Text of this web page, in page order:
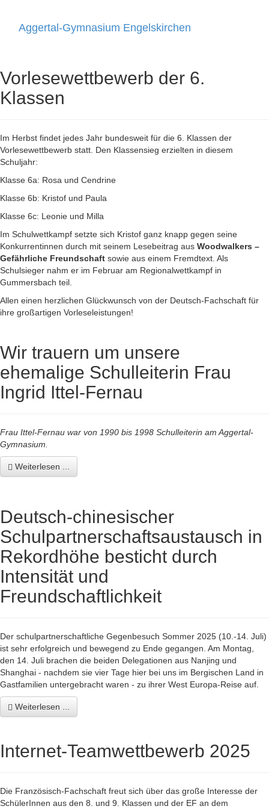
Aggertal-Gymnasium Engelskirchen
Vorlesewettbewerb der 6.
Klassen
Im Herbst findet jedes Jahr bundesweit für die 6. Klassen der
Vorlesewettbewerb statt. Den Klassensieg erzielten in diesem
Schuljahr:
Klasse 6a: Rosa und Cendrine
Klasse 6b: Kristof und Paula
Klasse 6c: Leonie und Milla
Im Schulwettkampf setzte sich Kristof ganz knapp gegen seine
Konkurrentinnen durch mit seinem Lesebeitrag aus Woodwalkers –
Gefährliche Freundschaft sowie aus einem Fremdtext. Als
Schulsieger nahm er im Februar am Regionalwettkampf in
Gummersbach teil.
Allen einen herzlichen Glückwunsch von der Deutsch-Fachschaft für
ihre großartigen Vorleseleistungen!
Wir trauern um unsere
ehemalige Schulleiterin Frau
Ingrid Ittel-Fernau
Frau Ittel-Fernau war von 1990 bis 1998 Schulleiterin am Aggertal-
Gymnasium.
Weiterlesen ...
Deutsch-chinesischer
Schulpartnerschaftsaustausch in
Rekordhöhe besticht durch
Intensität und
Freundschaftlichkeit
Der schulpartnerschaftliche Gegenbesuch Sommer 2025 (10.-14. Juli)
ist sehr erfolgreich und bewegend zu Ende gegangen. Am Montag,
den 14. Juli brachen die beiden Delegationen aus Nanjing und
Shanghai - nachdem sie vier Tage hier bei uns im Bergischen Land in
Gastfamilien untergebracht waren - zu ihrer West Europa-Reise auf.
Weiterlesen ...
Internet-Teamwettbewerb 2025
Die Französisch-Fachschaft freut sich über das große Interesse der
SchülerInnen aus den 8. und 9. Klassen und der EF an dem